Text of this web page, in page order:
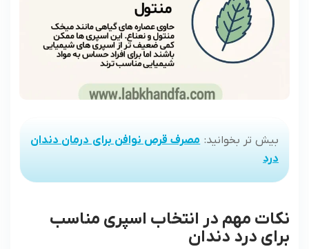
بیش تر بخوانید: مصرف قرص نوافن برای درمان دندان
درد
نکات مهم در انتخاب اسپری مناسب
برای درد دندان